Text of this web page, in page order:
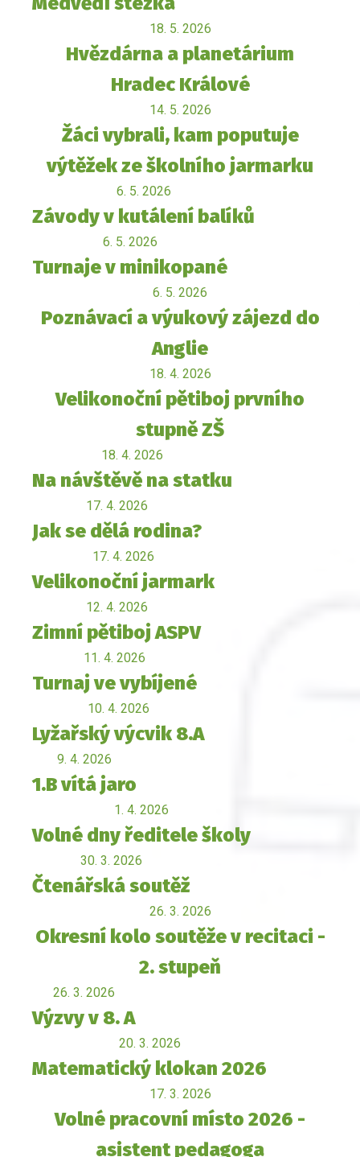
18. 5. 2026
Hvězdárna a planetárium
Hradec Králové
14. 5. 2026
Žáci vybrali, kam poputuje
výtěžek ze školního jarmarku
6. 5. 2026
Závody v kutálení balíků
6. 5. 2026
Turnaje v minikopané
6. 5. 2026
Poznávací a výukový zájezd do
Anglie
18. 4. 2026
Velikonoční pětiboj prvního
stupně ZŠ
18. 4. 2026
Na návštěvě na statku
17. 4. 2026
Jak se dělá rodina?
17. 4. 2026
Velikonoční jarmark
12. 4. 2026
Zimní pětiboj ASPV
11. 4. 2026
Turnaj ve vybíjené
10. 4. 2026
Lyžařský výcvik 8.A
9. 4. 2026
1.B vítá jaro
1. 4. 2026
Volné dny ředitele školy
30. 3. 2026
Čtenářská soutěž
26. 3. 2026
Okresní kolo soutěže v recitaci -
2. stupeň
26. 3. 2026
Výzvy v 8. A
20. 3. 2026
Matematický klokan 2026
17. 3. 2026
Volné pracovní místo 2026 -
asistent pedagoga